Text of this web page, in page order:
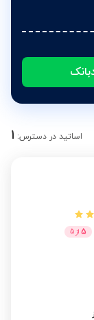
اساتید در دسترس: 1
5 از 5